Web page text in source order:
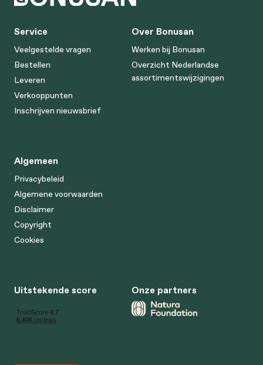
Service
Veelgestelde vragen
Bestellen
Leveren
Verkooppunten
Inschrijven nieuwsbrief
Over Bonusan
Werken bij Bonusan
Overzicht Nederlandse
assortimentswijzigingen
Algemeen
Privacybeleid
Algemene voorwaarden
Disclaimer
Copyright
Cookies
Uitstekende score Onze partners